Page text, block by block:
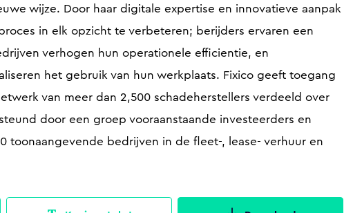
wijze. Door haar digitale expertise en innovatieve aanpak
in elk opzicht te verbeteren; berijders ervaren een
verhogen hun operationele efficientie, en
het gebruik van hun werkplaats. Fixico geeft toegang
van meer dan 2,500 schadeherstellers verdeeld over
door een groep vooraanstaande investeerders en
toonaangevende bedrijven in de fleet-, lease- verhuur en